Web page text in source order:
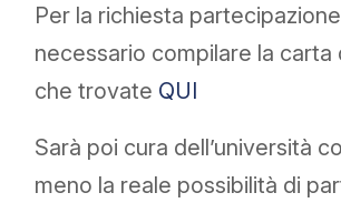
Per la richiesta
necessario compilare la carta
che trovate QUI
Sarà poi cura dell’università
meno la reale possibilità di